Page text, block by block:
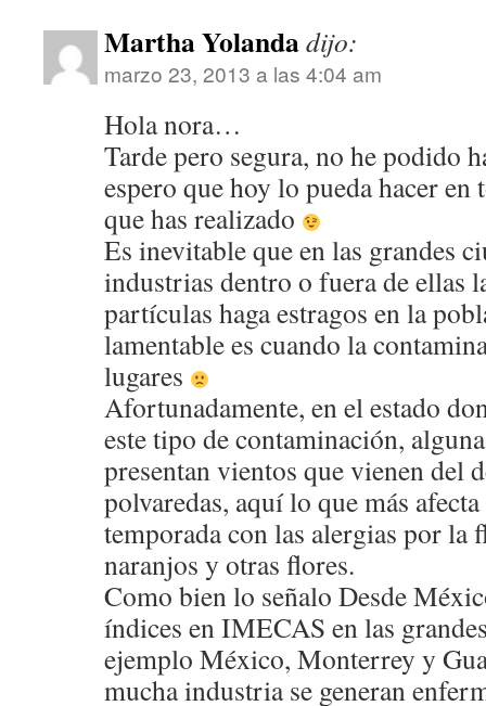
Martha Yolandadijo:
marzo 23, 2013 a las 4:04 am
Hola nora…
Tarde pero segura, no he podido
espero que hoy lo pueda hacer en
que has realizado
Es inevitable que en las grandes
industrias dentro o fuera de ellas
partículas haga estragos en la
lamentable es cuando la
lugares
Afortunadamente, en el estado
este tipo de contaminación,
presentan vientos que vienen del
polvaredas, aquí lo que más
temporada con las alergias por la
naranjos y otras flores.
Como bien lo señalo Desde
índices en IMECAS en las
ejemplo México, Monterrey y
mucha industria se generan